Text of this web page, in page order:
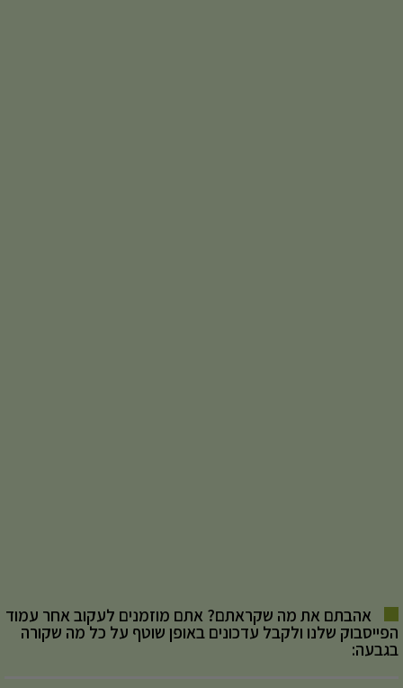
אהבתם את מה שקראתם? אתם מוזמנים לעקוב אחר עמוד
הפייסבוק שלנו ולקבל עדכונים באופן שוטף על כל מה שקורה
בגבעה: